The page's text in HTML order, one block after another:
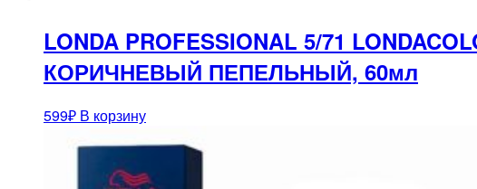
LONDA PROFESSIONAL 5/71
КОРИЧНЕВЫЙ ПЕПЕЛЬНЫЙ, 60мл
599₽ В корзину